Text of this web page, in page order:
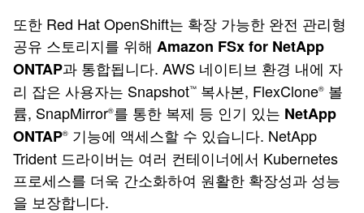
또한 Red Hat OpenShift는 확장 가능한 완전 관리형
공유 스토리지를 위해 Amazon FSx for NetApp
ONTAP과 통합됩니다. AWS 네이티브 환경 내에 자
리 잡은 사용자는 Snapshot™ 복사본, FlexClone® 볼
륨, SnapMirror®를 통한 복제 등 인기 있는 NetApp
ONTAP® 기능에 액세스할 수 있습니다. NetApp
Trident 드라이버는 여러 컨테이너에서 Kubernetes
프로세스를 더욱 간소화하여 원활한 확장성과 성능
을 보장합니다.